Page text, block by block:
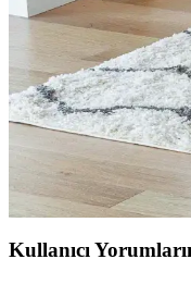
Yeşil kanepe, odanın
Küçük Toalet
Küçük toalet odasının
Küçük Oturma
Küçük oturma
Kullanıcı